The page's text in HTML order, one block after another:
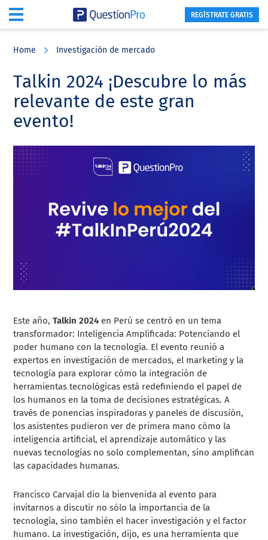
content
sidebar
REGÍSTRATE GRATIS
Home Investigación de mercado
Talkin 2024 ¡Descubre lo más
relevante de este gran
evento!
Este año,Talkin 2024 en Perú se centró en un tema
transformador: Inteligencia Amplificada: Potenciando el
poder humano con la tecnología. El evento reunió a
expertos en investigación de mercados, el marketing y la
tecnología para explorar cómo la integración de
herramientas tecnológicas está redefiniendo el papel de
los humanos en la toma de decisiones estratégicas. A
través de ponencias inspiradoras y paneles de discusión,
los asistentes pudieron ver de primera mano cómo la
inteligencia artificial, el aprendizaje automático y las
nuevas tecnologías no solo complementan, sino amplifican
las capacidades humanas.
Francisco Carvajal dio la bienvenida al evento para
invitarnos a discutir no sólo la importancia de la
tecnología, sino también el hacer investigación y el factor
humano. La investigación, dijo, es una herramienta que